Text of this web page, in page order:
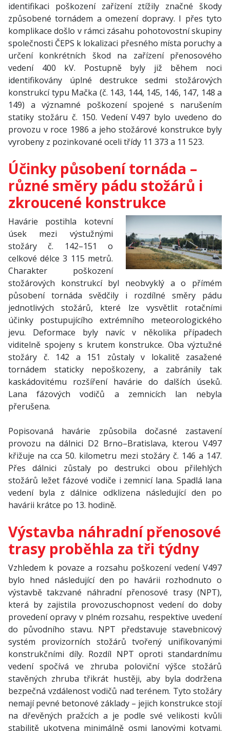
identifikaci poškození zařízení ztížily značné škody
způsobené tornádem a omezení dopravy. I přes tyto
komplikace došlo v rámci zásahu pohotovostní skupiny
společnosti ČEPS k lokalizaci přesného místa poruchy a
určení konkrétních škod na zařízení přenosového
vedení 400 kV. Postupně byly již během noci
identifikovány úplné destrukce sedmi stožárových
konstrukcí typu Mačka (č. 143, 144, 145, 146, 147, 148 a
149) a významné poškození spojené s narušením
statiky stožáru č. 150. Vedení V497 bylo uvedeno do
provozu v roce 1986 a jeho stožárové konstrukce byly
vyrobeny z pozinkované oceli třídy 11 373 a 11 523.
Účinky působení tornáda –
různé směry pádu stožárů i
zkroucené konstrukce
Havárie postihla kotevní
úsek mezi výstužnými
stožáry č. 142–151 o
celkové délce 3 115 metrů.
Charakter poškození
stožárových konstrukcí byl neobvyklý a o přímém
působení tornáda svědčily i rozdílné směry pádu
jednotlivých stožárů, které lze vysvětlit rotačními
účinky postupujícího extrémního meteorologického
jevu. Deformace byly navíc v několika případech
viditelně spojeny s krutem konstrukce. Oba výztužné
stožáry č. 142 a 151 zůstaly v lokalitě zasažené
tornádem staticky nepoškozeny, a zabránily tak
kaskádovitému rozšíření havárie do dalších úseků.
Lana fázových vodičů a zemnicích lan nebyla
přerušena.
Popisovaná havárie způsobila dočasné zastavení
provozu na dálnici D2 Brno–Bratislava, kterou V497
křižuje na cca 50. kilometru mezi stožáry č. 146 a 147.
Přes dálnici zůstaly po destrukci obou přilehlých
stožárů ležet fázové vodiče i zemnicí lana. Spadlá lana
vedení byla z dálnice odklizena následující den po
havárii krátce po 13. hodině.
Výstavba náhradní přenosové
trasy proběhla za tři týdny
Vzhledem k povaze a rozsahu poškození vedení V497
bylo hned následující den po havárii rozhodnuto o
výstavbě takzvané náhradní přenosové trasy (NPT),
která by zajistila provozuschopnost vedení do doby
provedení opravy v plném rozsahu, respektive uvedení
do původního stavu. NPT představuje stavebnicový
systém provizorních stožárů tvořený unifikovanými
konstrukčními díly. Rozdíl NPT oproti standardnímu
vedení spočívá ve zhruba poloviční výšce stožárů
stavěných zhruba třikrát hustěji, aby byla dodržena
bezpečná vzdálenost vodičů nad terénem. Tyto stožáry
nemají pevné betonové základy – jejich konstrukce stojí
na dřevěných pražcích a je podle své velikosti kvůli
stabilitě ukotvena minimálně osmi lanovými kotvami.